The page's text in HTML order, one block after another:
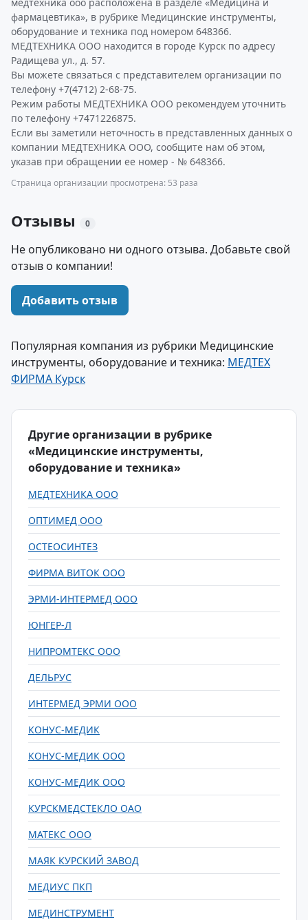
фармацевтика», в рубрике Медицинские инструменты,
оборудование и техника под номером 648366.
МЕДТЕХНИКА ООО находится в городе Курск по адресу
Радищева ул., д. 57.
Вы можете связаться с представителем организации по
телефону +7(4712) 2-68-75.
Режим работы МЕДТЕХНИКА ООО рекомендуем уточнить
по телефону +7471226875.
Если вы заметили неточность в представленных данных о
компании МЕДТЕХНИКА ООО, сообщите нам об этом,
указав при обращении ее номер - № 648366.
Страница организации просмотрена: 53 раза
Отзывы 0
Не опубликовано ни одного отзыва. Добавьте свой
отзыв о компании!
Добавить отзыв
Популярная компания из рубрики Медицинские
инструменты, оборудование и техника: МЕДТЕХ
ФИРМА Курск
Другие организации в рубрике
«Медицинские инструменты,
оборудование и техника»
МЕДТЕХНИКА ООО
ОПТИМЕД ООО
ОСТЕОСИНТЕЗ
ФИРМА ВИТОК ООО
ЭРМИ-ИНТЕРМЕД ООО
ЮНГЕР-Л
НИПРОМТЕКС ООО
ДЕЛЬРУС
ИНТЕРМЕД ЭРМИ ООО
КОНУС-МЕДИК
КОНУС-МЕДИК ООО
КОНУС-МЕДИК ООО
КУРСКМЕДСТЕКЛО ОАО
МАТЕКС ООО
МАЯК КУРСКИЙ ЗАВОД
МЕДИУС ПКП
МЕДИНСТРУМЕНТ